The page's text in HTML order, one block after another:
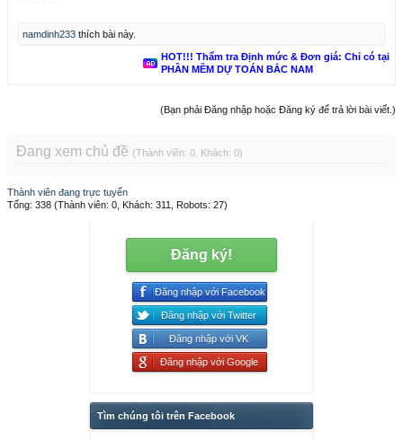
namdinh233 thích bài này.
HOT!!! Thẩm tra Định mức & Đơn giá: Chỉ có tại
PHẦN MỀM DỰ TOÁN BẮC NAM
(Bạn phải Đăng nhập hoặc Đăng ký để trả lời bài viết.)
Đang xem chủ đề (Thành viên: 0, Khách: 0)
Thành viên đang trực tuyến
Tổng: 338 (Thành viên: 0, Khách: 311, Robots: 27)
Đăng ký!
Đăng nhập với Facebook
Đăng nhập với Twitter
Đăng nhập với VK
Đăng nhập với Google
Tìm chúng tôi trên Facebook